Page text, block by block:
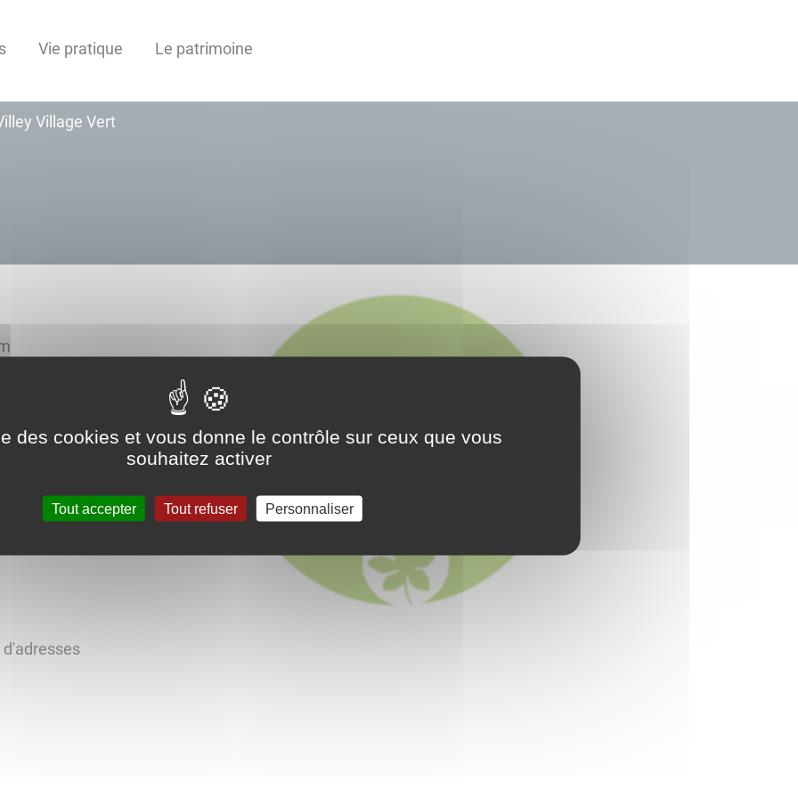
Vie pratique Le patrimoine
Village Vert
des cookies et vous donne le contrôle sur ceux que vous
souhaitez activer
Tout accepter Tout refuser Personnaliser